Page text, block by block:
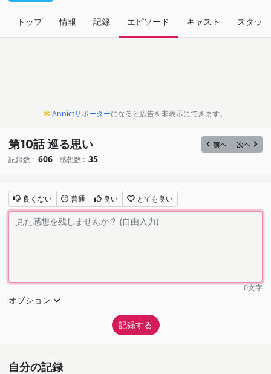
トップ 情報 記録 エピソード キャスト スタッフ
Annictサポーターになると広告を非表示にできます。
第10話 巡る思い 前へ
次へ
記録数 : 606 感想数 : 35
良くない 普通 良い とても良い
0文字
オプション
自分の記録